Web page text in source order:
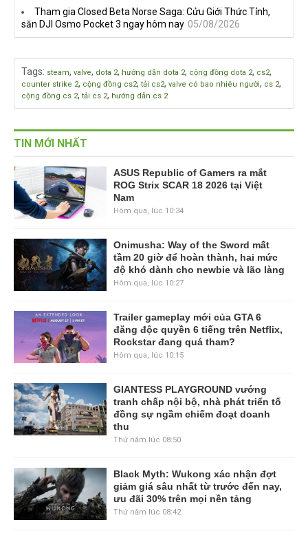
Tham gia Closed Beta Norse Saga: Cửu Giới Thức Tỉnh,
săn DJI Osmo Pocket 3 ngay hôm nay 05/08/2026
Tags: steam, valve, dota 2, hướng dẫn dota 2, cộng đồng dota 2, cs2,
counter strike 2, cộng đồng cs2, tải cs2, valve có bao nhiêu người, cs 2,
cộng đồng cs 2, tải cs 2, hướng dẫn cs 2
TIN MỚI NHẤT
ASUS Republic of Gamers ra mắt
ROG Strix SCAR 18 2026 tại Việt
Nam
Hôm qua, lúc 10:34
Onimusha: Way of the Sword mất
tầm 20 giờ để hoàn thành, hai mức
độ khó dành cho newbie và lão làng
Hôm qua, lúc 10:27
Trailer gameplay mới của GTA 6
đăng độc quyền 6 tiếng trên Netflix,
Rockstar đang quá tham?
Hôm qua, lúc 10:15
GIANTESS PLAYGROUND vướng
tranh chấp nội bộ, nhà phát triển tố
đồng sự ngầm chiếm đoạt doanh
thu
Thứ năm lúc 08:50
Black Myth: Wukong xác nhận đợt
giảm giá sâu nhất từ trước đến nay,
ưu đãi 30% trên mọi nền tảng
Thứ năm lúc 08:42